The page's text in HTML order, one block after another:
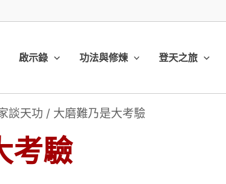
啟示錄 功法與修煉 登天之旅
談天功 / 大磨難乃是大考驗
考驗